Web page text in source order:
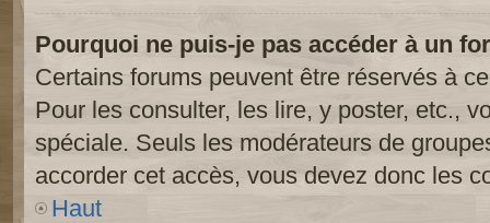
Pourquoi ne puis-je pas accéder à un
Certains forums peuvent être réservés à
Pour les consulter, les lire, y poster, etc.,
spéciale. Seuls les modérateurs de
accorder cet accès, vous devez donc les
Haut